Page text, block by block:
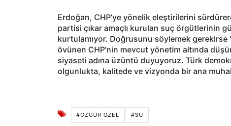
Erdoğan, CHP’ye yönelik eleştirilerini
partisi çıkar amaçlı kurulan suç örgütlerinin
kurtulamıyor. Doğrusunu söylemek
övünen CHP'nin mevcut yönetim altında
siyaseti adına üzüntü duyuyoruz. Türk
olgunlukta, kalitede ve vizyonda bir ana
#ÖZGÜR ÖZEL #SU